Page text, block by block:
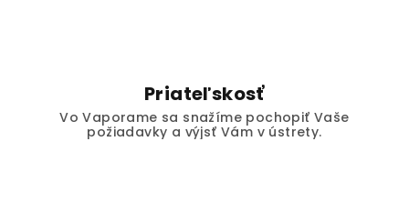
Priateľskosť
Vo Vaporame sa snažíme pochopiť Vaše
požiadavky a výjsť Vám v ústrety.